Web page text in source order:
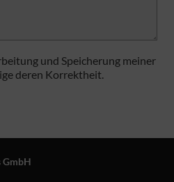
und Speicherung meiner
deren Korrektheit.
GmbH